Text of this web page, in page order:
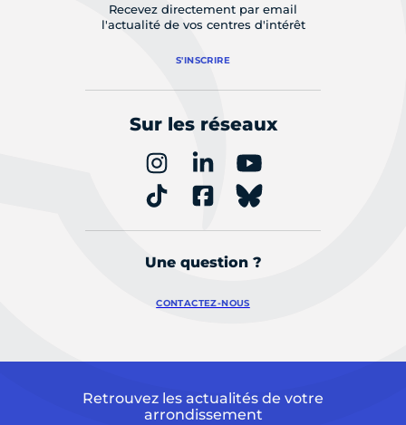
Recevez directement par email
l'actualité de vos centres d'intérêt
S'INSCRIRE
Sur les réseaux
Une question ?
CONTACTEZ-NOUS
Retrouvez les actualités de votre
arrondissement